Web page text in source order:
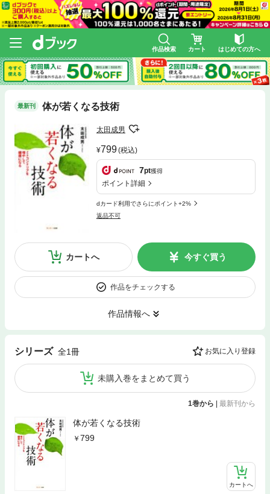
作品検索 カート はじめての方へ
最新刊 体が若くなる技術
太田成男
799(税込)
7pt獲得
ポイント詳細
dカード利用でさらにポイント+2%
返品不可
カートへ 今すぐ買う
作品をチェックする
作品情報へ
シリーズ 全1冊 お気に入り登録
未購入巻をまとめて買う
1巻から 最新刊から
体が若くなる技術
799
カートへ